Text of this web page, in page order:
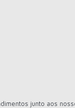
junto aos